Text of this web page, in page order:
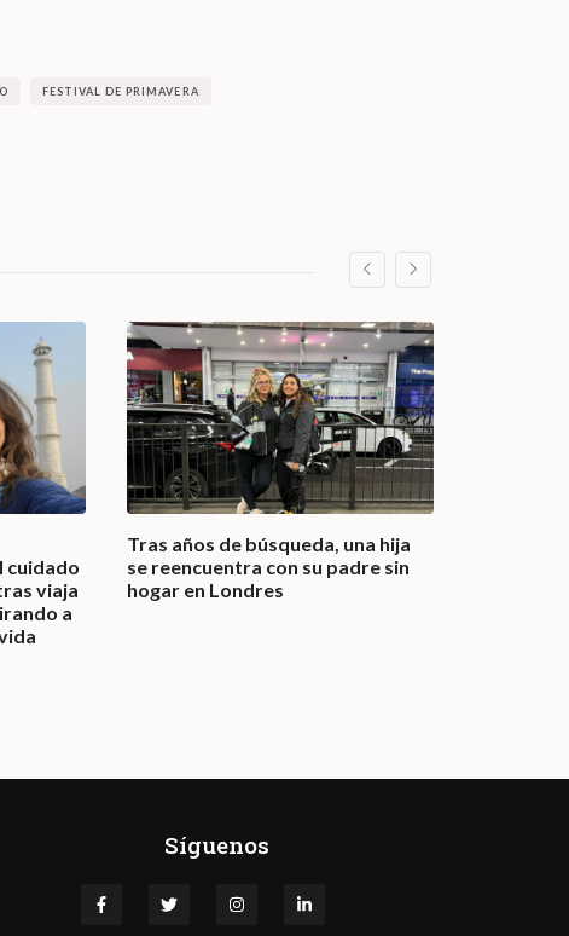
FESTIVAL DE PRIMAVERA
cuidado
viaja
a
Tras años de búsqueda, una hija
se reencuentra con su padre sin
hogar en Londres
Síguenos